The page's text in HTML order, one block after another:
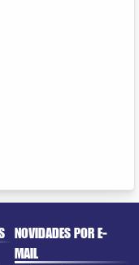
NOVIDADES POR E-
MAIL